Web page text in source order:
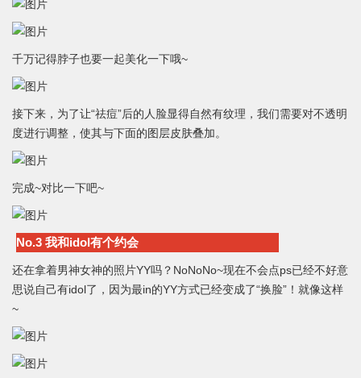
千万记得脖子也要一起美化一下哦~
接下来，为了让“祛痘”后的人脸显得自然有纹理，我们需要对不透明
度进行调整，使其与下面的图层皮肤叠加。
完成~对比一下吧~
No.3 我和idol有个约会
还在拿着男神女神的照片YY吗？NoNoNo~现在不会点ps已经不好意
思说自己有idol了，因为最in的YY方式已经变成了“换脸”！就像这样
~